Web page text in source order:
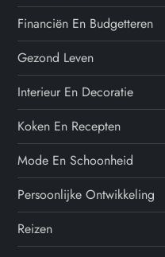
Financiën En Budgetteren
Gezond Leven
Interieur En Decoratie
Koken En Recepten
Mode En Schoonheid
Persoonlijke Ontwikkeling
Reizen